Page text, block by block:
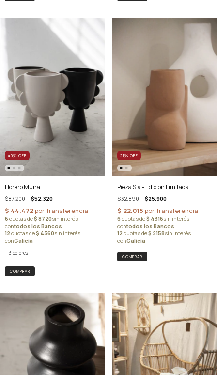
40% OFF
Florero Muna
$87.200 $52.320
3 colores
COMPRAR
21% OFF
Pieza Sia - Edicion Limitada
$32.890 $25.900